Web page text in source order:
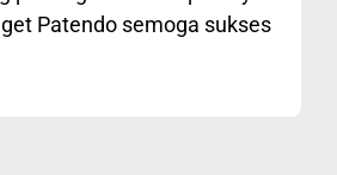
Patendo semoga sukses